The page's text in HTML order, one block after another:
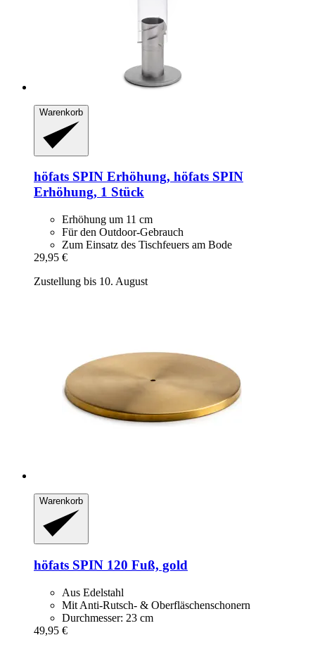
Warenkorb
höfats SPIN Erhöhung, höfats SPIN
Erhöhung, 1 Stück
Erhöhung um 11 cm
Für den Outdoor-Gebrauch
Zum Einsatz des Tischfeuers am Bode
29,95 €
Zustellung bis 10. August
Warenkorb
höfats SPIN 120 Fuß, gold
Aus Edelstahl
Mit Anti-Rutsch- & Oberfläschenschonern
Durchmesser: 23 cm
49,95 €